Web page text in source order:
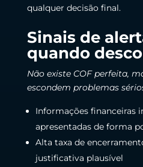
qualquer decisão final.
Sinais de
quando
Não existe COF perfeita,
escondem problemas
Informações financeiras
apresentadas de forma
Alta taxa de
justificativa plausível